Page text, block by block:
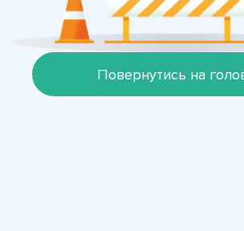
Повернутись на